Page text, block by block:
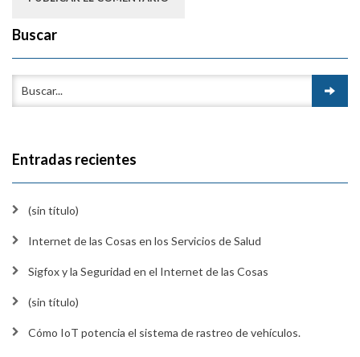
Buscar
Entradas recientes
(sin título)
Internet de las Cosas en los Servicios de Salud
Sigfox y la Seguridad en el Internet de las Cosas
(sin título)
Cómo IoT potencia el sistema de rastreo de vehículos.